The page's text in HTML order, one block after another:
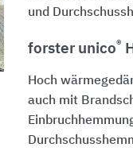
und
forster unico®
Hoch
auch mit